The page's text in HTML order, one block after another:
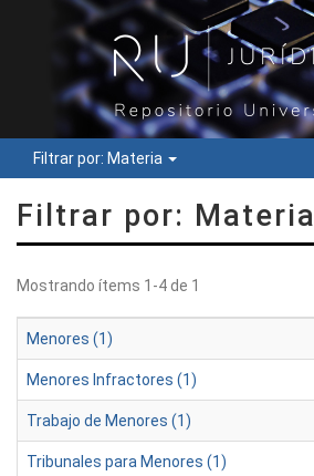
Filtrar por: Materia
Filtrar por: Materia
Mostrando ítems 1-4 de 1
Menores (1)
Menores Infractores (1)
Trabajo de Menores (1)
Tribunales para Menores (1)